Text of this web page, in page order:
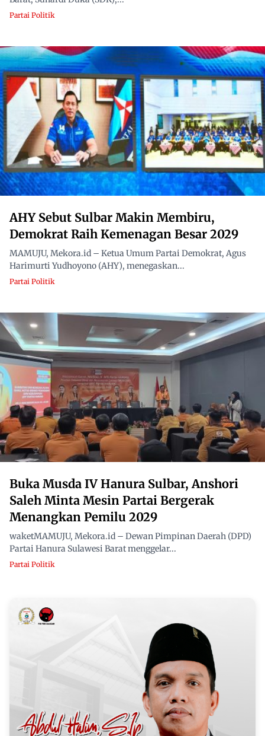
Partai Politik
AHY Sebut Sulbar Makin Membiru,
Demokrat Raih Kemenagan Besar 2029
MAMUJU, Mekora.id – Ketua Umum Partai Demokrat, Agus
Harimurti Yudhoyono (AHY), menegaskan...
Partai Politik
Buka Musda IV Hanura Sulbar, Anshori
Saleh Minta Mesin Partai Bergerak
Menangkan Pemilu 2029
waketMAMUJU, Mekora.id – Dewan Pimpinan Daerah (DPD)
Partai Hanura Sulawesi Barat menggelar...
Partai Politik